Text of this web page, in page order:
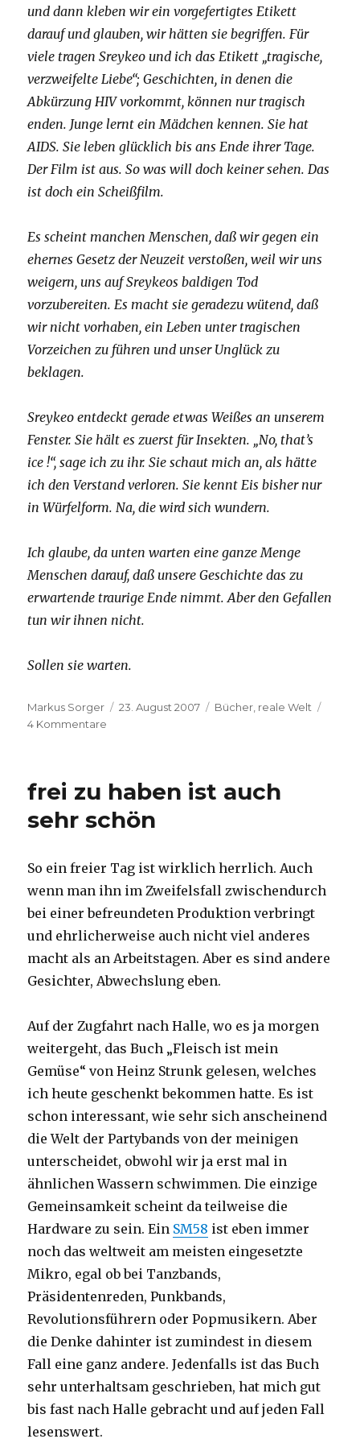
und dann kleben wir ein vorgefertigtes Etikett
darauf und glauben, wir hätten sie begriffen. Für
viele tragen Sreykeo und ich das Etikett „tragische,
verzweifelte Liebe“; Geschichten, in denen die
Abkürzung HIV vorkommt, können nur tragisch
enden. Junge lernt ein Mädchen kennen. Sie hat
AIDS. Sie leben glücklich bis ans Ende ihrer Tage.
Der Film ist aus. So was will doch keiner sehen. Das
ist doch ein Scheißfilm.
Es scheint manchen Menschen, daß wir gegen ein
ehernes Gesetz der Neuzeit verstoßen, weil wir uns
weigern, uns auf Sreykeos baldigen Tod
vorzubereiten. Es macht sie geradezu wütend, daß
wir nicht vorhaben, ein Leben unter tragischen
Vorzeichen zu führen und unser Unglück zu
beklagen.
Sreykeo entdeckt gerade etwas Weißes an unserem
Fenster. Sie hält es zuerst für Insekten. „No, that’s
ice !“, sage ich zu ihr. Sie schaut mich an, als hätte
ich den Verstand verloren. Sie kennt Eis bisher nur
in Würfelform. Na, die wird sich wundern.
Ich glaube, da unten warten eine ganze Menge
Menschen darauf, daß unsere Geschichte das zu
erwartende traurige Ende nimmt. Aber den Gefallen
tun wir ihnen nicht.
Sollen sie warten.
Autor
Markus Sorger
Veröffentlicht
23. August 2007 Kategorien
Bücher, reale Welt
4 Kommentare
frei zu haben ist auch
sehr schön
So ein freier Tag ist wirklich herrlich. Auch
wenn man ihn im Zweifelsfall zwischendurch
bei einer befreundeten Produktion verbringt
und ehrlicherweise auch nicht viel anderes
macht als an Arbeitstagen. Aber es sind andere
Gesichter, Abwechslung eben.
Auf der Zugfahrt nach Halle, wo es ja morgen
weitergeht, das Buch „Fleisch ist mein
Gemüse“ von Heinz Strunk gelesen, welches
ich heute geschenkt bekommen hatte. Es ist
schon interessant, wie sehr sich anscheinend
die Welt der Partybands von der meinigen
unterscheidet, obwohl wir ja erst mal in
ähnlichen Wassern schwimmen. Die einzige
Gemeinsamkeit scheint da teilweise die
Hardware zu sein. Ein SM58 ist eben immer
noch das weltweit am meisten eingesetzte
Mikro, egal ob bei Tanzbands,
Präsidentenreden, Punkbands,
Revolutionsführern oder Popmusikern. Aber
die Denke dahinter ist zumindest in diesem
Fall eine ganz andere. Jedenfalls ist das Buch
sehr unterhaltsam geschrieben, hat mich gut
bis fast nach Halle gebracht und auf jeden Fall
lesenswert.